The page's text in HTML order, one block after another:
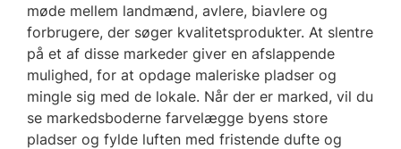
møde mellem landmænd, avlere, biavlere og
forbrugere, der søger kvalitetsprodukter. At slentre
på et af disse markeder giver en afslappende
mulighed, for at opdage maleriske pladser og
mingle sig med de lokale. Når der er marked, vil du
se markedsboderne farvelægge byens store
pladser og fylde luften med fristende dufte og